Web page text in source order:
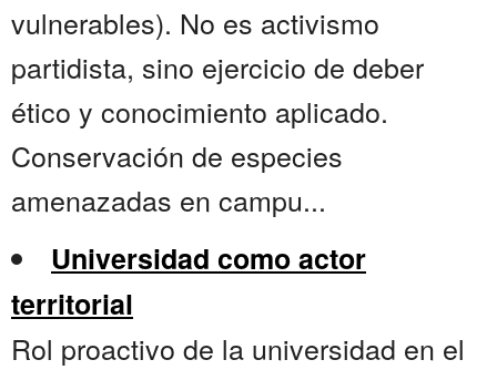
vulnerables). No es activismo
partidista, sino ejercicio de deber
ético y conocimiento aplicado.
Conservación de especies
amenazadas en campu...
Universidad como actor
territorial
Rol proactivo de la universidad en el